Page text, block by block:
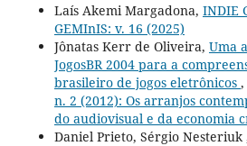
Laís Akemi Margadona, INDIE
GEMInIS: v. 16 (2025)
Jônatas Kerr de Oliveira, Uma
JogosBR 2004 para a
brasileiro de jogos eletrônicos ,
n. 2 (2012): Os arranjos
do audiovisual e da economia
Daniel Prieto, Sérgio Nesteriuk